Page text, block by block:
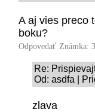
A aj vies preco
boku?
Odpovedať Známka:
Re:
Od: asdfa |
zlava